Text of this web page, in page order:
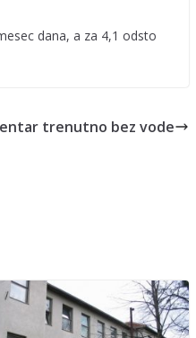
dana, a za 4,1 odsto
trenutno bez vode